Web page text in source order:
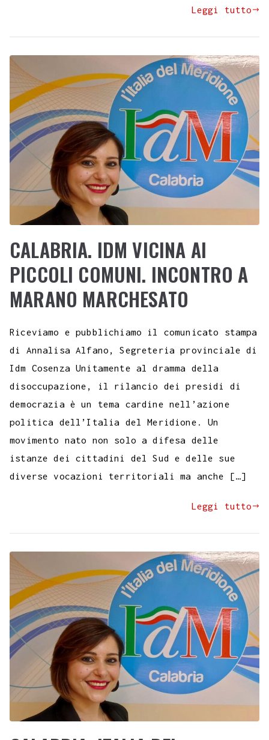
Leggi tutto
CALABRIA. IDM VICINA AI
PICCOLI COMUNI. INCONTRO A
MARANO MARCHESATO
Riceviamo e pubblichiamo il comunicato stampa
di Annalisa Alfano, Segreteria provinciale di
Idm Cosenza Unitamente al dramma della
disoccupazione, il rilancio dei presidi di
democrazia è un tema cardine nell’azione
politica dell’Italia del Meridione. Un
movimento nato non solo a difesa delle
istanze dei cittadini del Sud e delle sue
diverse vocazioni territoriali ma anche […]
Leggi tutto